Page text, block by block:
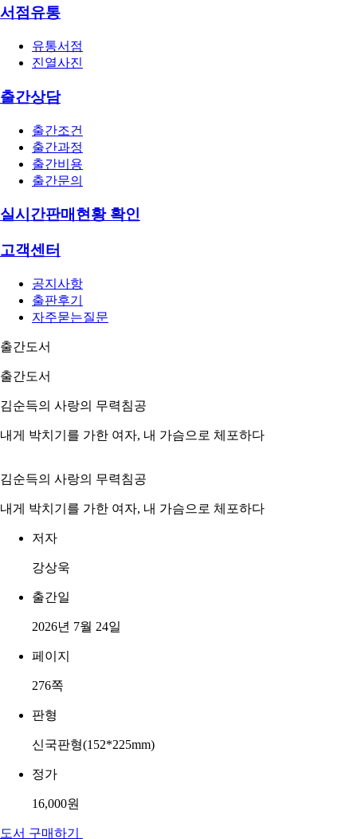
서점유통
유통서점
진열사진
출간상담
출간조건
출간과정
출간비용
출간문의
실시간판매현황 확인
고객센터
공지사항
출판후기
자주묻는질문
출간도서
출간도서
김순득의 사랑의 무력침공
내게 박치기를 가한 여자, 내 가슴으로 체포하다
김순득의 사랑의 무력침공
내게 박치기를 가한 여자, 내 가슴으로 체포하다
저자
강상욱
출간일
2026년 7월 24일
페이지
276쪽
판형
신국판형(152*225mm)
정가
16,000원
도서 구매하기